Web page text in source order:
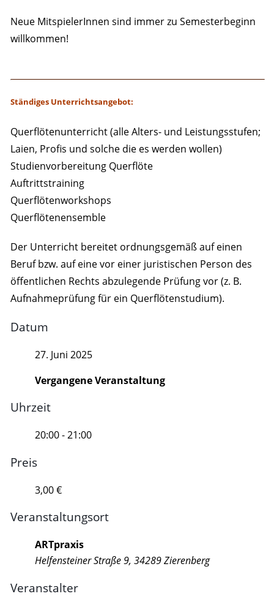
Neue MitspielerInnen sind immer zu Semesterbeginn
willkommen!
Ständiges Unterrichtsangebot:
Querflötenunterricht (alle Alters- und Leistungsstufen;
Laien, Profis und solche die es werden wollen)
Studienvorbereitung Querflöte
Auftrittstraining
Querflötenworkshops
Querflötenensemble
Der Unterricht bereitet ordnungsgemäß auf einen
Beruf bzw. auf eine vor einer juristischen Person des
öffentlichen Rechts abzulegende Prüfung vor (z. B.
Aufnahmeprüfung für ein Querflötenstudium).
Datum
27. Juni 2025
Vergangene Veranstaltung
Uhrzeit
20:00 - 21:00
Preis
3,00 €
Veranstaltungsort
ARTpraxis
Helfensteiner Straße 9, 34289 Zierenberg
Veranstalter